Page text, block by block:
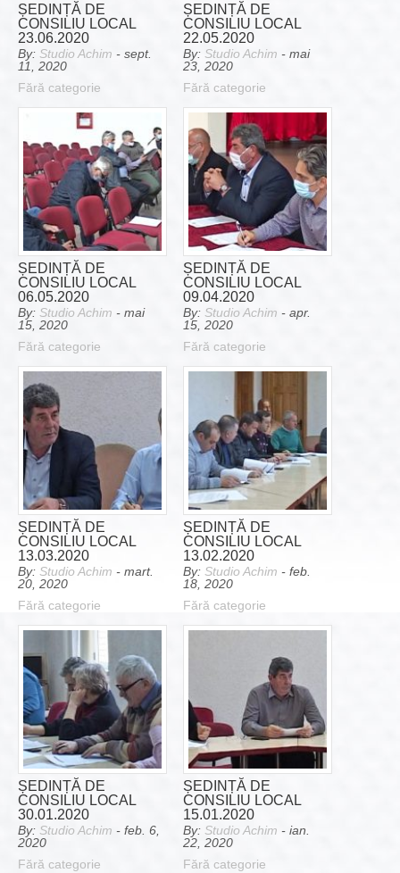
ȘEDINȚĂ DE
CONSILIU LOCAL
23.06.2020
By: Studio Achim - sept.
11, 2020
Fără categorie
ȘEDINȚĂ DE
CONSILIU LOCAL
22.05.2020
By: Studio Achim - mai
23, 2020
Fără categorie
ȘEDINȚĂ DE
CONSILIU LOCAL
06.05.2020
By: Studio Achim - mai
15, 2020
Fără categorie
ȘEDINȚĂ DE
CONSILIU LOCAL
09.04.2020
By: Studio Achim - apr.
15, 2020
Fără categorie
ȘEDINȚĂ DE
CONSILIU LOCAL
13.03.2020
By: Studio Achim - mart.
20, 2020
Fără categorie
ȘEDINȚĂ DE
CONSILIU LOCAL
13.02.2020
By: Studio Achim - feb.
18, 2020
Fără categorie
ȘEDINȚĂ DE
CONSILIU LOCAL
30.01.2020
By: Studio Achim - feb. 6,
2020
Fără categorie
ȘEDINȚĂ DE
CONSILIU LOCAL
15.01.2020
By: Studio Achim - ian.
22, 2020
Fără categorie